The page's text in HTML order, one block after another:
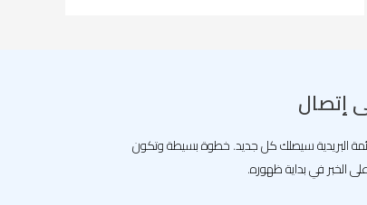
إتصال
البريدية سيصلك كل جديد. خطوة بسيطة وتكون
الخبر في بداية ظهوره.